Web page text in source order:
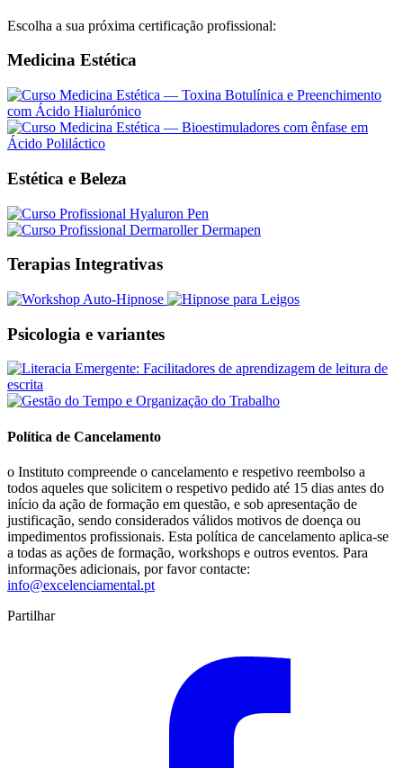
Escolha a sua próxima certificação profissional:
Medicina Estética
Estética e Beleza
Terapias Integrativas
Psicologia e variantes
Política de Cancelamento
o Instituto compreende o cancelamento e respetivo reembolso a
todos aqueles que solicitem o respetivo pedido até 15 dias antes do
início da ação de formação em questão, e sob apresentação de
justificação, sendo considerados válidos motivos de doença ou
impedimentos profissionais. Esta política de cancelamento aplica-se
a todas as ações de formação, workshops e outros eventos. Para
informações adicionais, por favor contacte:
info@excelenciamental.pt
Partilhar